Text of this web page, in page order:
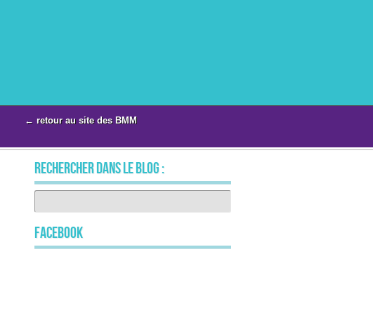
← retour au site des BMM
rechercher dans le blog :
Facebook